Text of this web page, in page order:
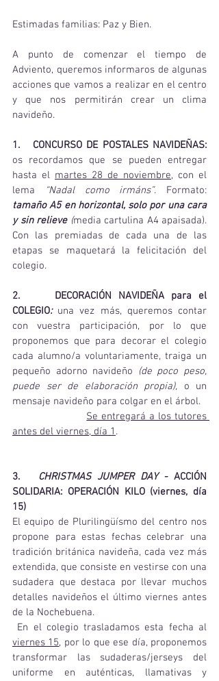
Estimadas familias: Paz y Bien.
A punto de comenzar el tiempo de
Adviento, queremos informaros de algunas
acciones que vamos a realizar en el centro
y que nos permitirán crear un clima
navideño.
1.   CONCURSO DE POSTALES NAVIDEÑAS:
os recordamos que se pueden entregar
hasta el martes 28 de noviembre, con el
lema
“Nadal como irmáns”
tamaño A5 en horizontal, solo por una cara
y sin relieve (media cartulina A4 apaisada).
Con las premiadas de cada una de las
etapas se maquetará la felicitación del
colegio.
2.     DECORACIÓN NAVIDEÑA para el
COLEGIO: una vez más, queremos contar
con vuestra participación, por lo que
proponemos que para decorar el colegio
cada alumno/a voluntariamente, traiga un
pequeño adorno navideño
(de poco peso,
puede ser de elaboración propia), o un
mensaje navideño para colgar en el árbol.
Se entregará a los tutores
antes del viernes, día 1 .
3. CHRISTMAS JUMPER DAY - ACCIÓN
SOLIDARIA: OPERACIÓN KILO (viernes, día
15)
El equipo de Plurilingüísmo del centro nos
propone para estas fechas celebrar una
tradición británica navideña, cada vez más
extendida, que consiste en vestirse con una
sudadera que destaca por llevar muchos
detalles navideños el último viernes antes
de la Nochebuena.
viernes 15, por lo que ese día, proponemos
transformar las sudaderas/jerseys del
uniforme en auténticas, llamativas y